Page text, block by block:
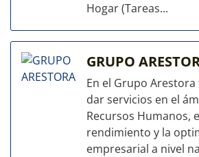
Hogar (Tareas...
GRUPO
En el Grupo
dar servicios en el
Recursos Humanos,
rendimiento y la
empresarial a nivel